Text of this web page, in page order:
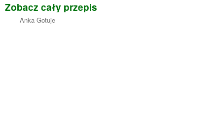
Zobacz cały przepis
Anka Gotuje